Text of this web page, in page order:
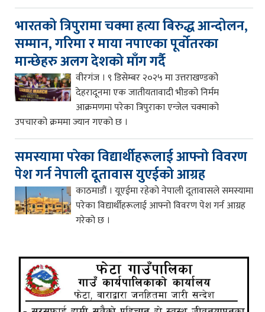
भारतको त्रिपुरामा चक्मा हत्या बिरुद्ध आन्दोलन,
सम्मान, गरिमा र माया नपाएका पूर्वोतरका
मान्छेहरु अलग देशको माँग गर्दै
वीरगंज । ९ डिसेम्बर २०२५ मा उत्तराखण्डको
देहरादूनमा एक जातीयतावादी भीडको निर्मम
आक्रमणमा परेका त्रिपुराका एन्जेल चक्माको
उपचारको क्रममा ज्यान गएको छ ।
समस्यामा परेका विद्यार्थीहरूलाई आफ्नो विवरण
पेश गर्न नेपाली दूतावास युएईको आग्रह
काठमाडौं । यूएईमा रहेको नेपाली दूतावासले समस्यामा
परेका विद्यार्थीहरूलाई आफ्नो विवरण पेश गर्न आग्रह
गरेको छ ।